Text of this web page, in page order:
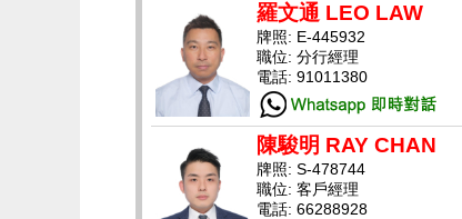
羅文通 LEO LAW
牌照: E-445932
職位: 分行經理
電話: 91011380
陳駿明 RAY CHAN
牌照: S-478744
職位: 客戶經理
電話: 66288928